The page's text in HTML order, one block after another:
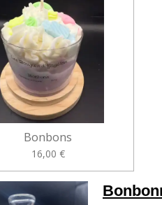
Bonbons
16,00 €